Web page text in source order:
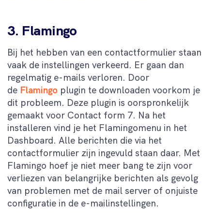
3. Flamingo
Bij het hebben van een contactformulier staan
vaak de instellingen verkeerd. Er gaan dan
regelmatig e-mails verloren. Door
de Flamingo plugin te downloaden voorkom je
dit probleem. Deze plugin is oorspronkelijk
gemaakt voor Contact form 7. Na het
installeren vind je het Flamingomenu in het
Dashboard. Alle berichten die via het
contactformulier zijn ingevuld staan daar. Met
Flamingo hoef je niet meer bang te zijn voor
verliezen van belangrijke berichten als gevolg
van problemen met de mail server of onjuiste
configuratie in de e-mailinstellingen.